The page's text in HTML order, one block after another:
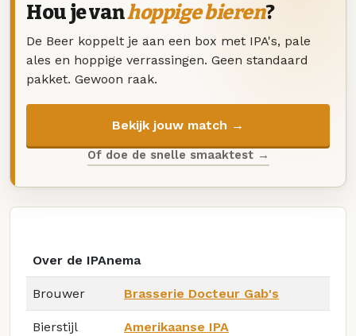
Hou je vanhoppige bieren?
De Beer koppelt je aan een box met IPA's, pale
ales en hoppige verrassingen. Geen standaard
pakket. Gewoon raak.
Bekijk jouw match →
Of doe de snelle smaaktest →
Over de IPAnema
Brouwer Brasserie Docteur Gab's
Bierstijl Amerikaanse IPA